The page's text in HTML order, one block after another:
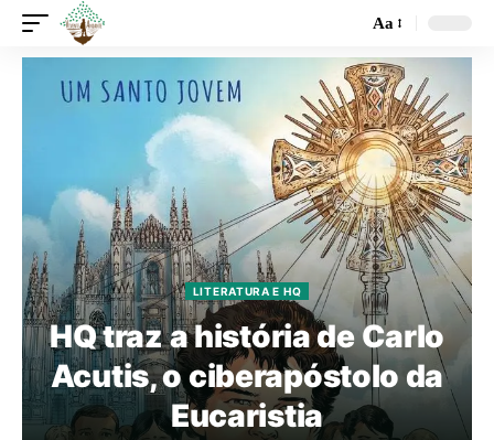
Aa
LITERATURA E HQ
HQ traz a história de Carlo
Acutis, o ciberapóstolo da
Eucaristia